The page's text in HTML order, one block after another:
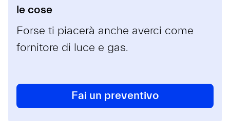
le cose
Forse ti piacerà anche averci come
fornitore di luce e gas.
Fai un preventivo